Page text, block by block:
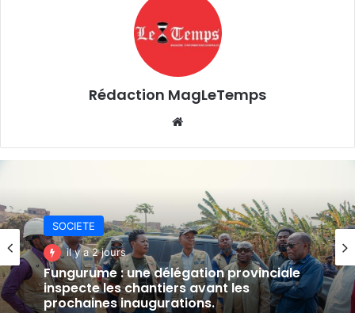
Rédaction MagLeTemps
SOCIETE
il y a 2 jours
Fungurume : une délégation provinciale
inspecte les chantiers avant les
prochaines inaugurations.